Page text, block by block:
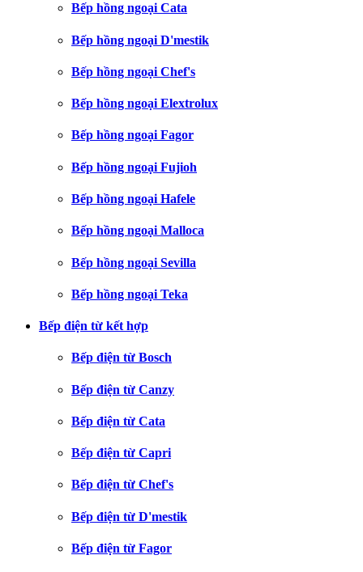
Bếp hồng ngoại Cata
Bếp hồng ngoại D'mestik
Bếp hồng ngoại Chef's
Bếp hồng ngoại Elextrolux
Bếp hồng ngoại Fagor
Bếp hồng ngoại Fujioh
Bếp hồng ngoại Hafele
Bếp hồng ngoại Malloca
Bếp hồng ngoại Sevilla
Bếp hồng ngoại Teka
Bếp điện từ kết hợp
Bếp điện từ Bosch
Bếp điện từ Canzy
Bếp điện từ Cata
Bếp điện từ Capri
Bếp điện từ Chef's
Bếp điện từ D'mestik
Bếp điện từ Fagor